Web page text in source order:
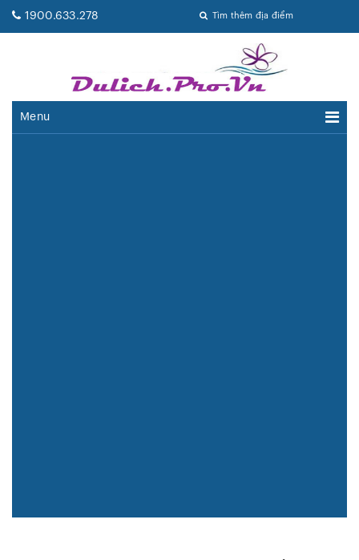
1900.633.278 Tìm thêm địa điểm
Menu